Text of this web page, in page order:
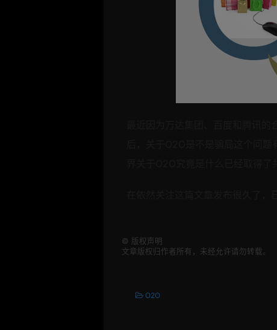
最近因为万达集团、百度和腾讯
© 版权声明
文章版权归作者所有，未经允许请勿转载。
O2O